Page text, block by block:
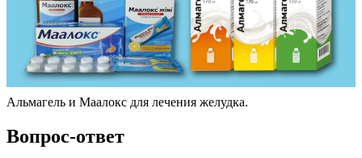
Альмагель и Маалокс для лечения желудка.
Вопрос-ответ